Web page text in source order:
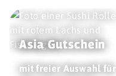
Asia Gutschein
mit freier Auswahl für